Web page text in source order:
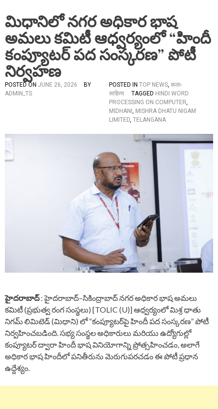
మిధానిలో నగర అధికార భాష
అమలు కమిటీ ఆధ్వర్యంలో “హిందీ
కంప్యూటర్ పద సంస్కరణ” పోటీ
నిర్వహణ
POSTED ON JUNE 26, 2026
BY
ADMIN_TS
POSTED IN TOP NEWS, कला-
साहित्य
TAGGED HINDI WORD
PROCESSING ON COMPUTER,
MIDHANI , MISHRA DHATU NIGAM
LIMITED, TELANGANA
హైదరాబాద్: హైదరాబాద్–సికింద్రాబాద్ నగర అధికార భాష అమలు
కమిటీ (ప్రభుత్వ రంగ సంస్థలు) [TOLIC (U)] ఆధ్వర్యంలో మిశ్ర ధాతు
నిగమ్ లిమిటెడ్ (మిధాని) లో “కంప్యూటర్‌పై హిందీ పద సంస్కరణ” పోటీ
నిర్వహించబడింది. సభ్య సంస్థల అధికారులు మరియు ఉద్యోగుల్లో
కంప్యూటర్ ద్వారా హిందీ భాష వినియోగాన్ని ప్రోత్సహించడం, అలాగే
అధికార భాష హిందీలో పనితీరును మెరుగుపరచడం ఈ పోటీ ప్రధాన
ఉద్దేశ్యం.